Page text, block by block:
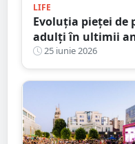
LIFE
Evoluția pieței de
adulți în ultimii
25 iunie 2026